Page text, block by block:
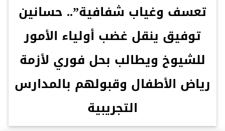
تعسف وغياب شفافية”.. حسانين
توفيق ينقل غضب أولياء الأمور
للشيوخ ويطالب بحل فوري لأزمة
رياض الأطفال وقبولهم بالمدارس
التجريبية